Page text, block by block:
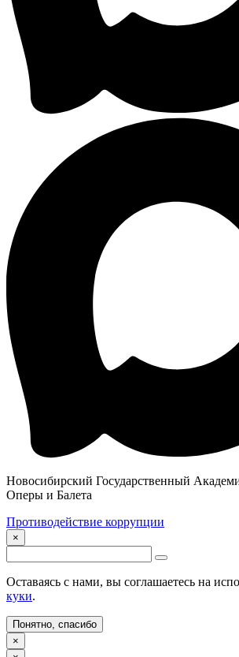
Новосибирский Государственный
Оперы и Балета
Противодействие коррупции
×
Оставаясь с нами, вы соглашаетесь на
куки.
Понятно, спасибо
×